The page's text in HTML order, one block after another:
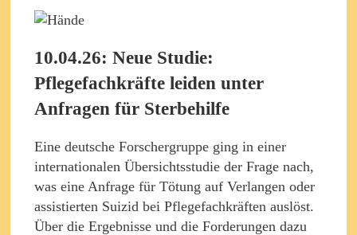
10.04.26: Neue Studie:
Pflegefachkräfte leiden unter
Anfragen für Sterbehilfe
Eine deutsche Forschergruppe ging in einer
internationalen Übersichtsstudie der Frage nach,
was eine Anfrage für Tötung auf Verlangen oder
assistierten Suizid bei Pflegefachkräften auslöst.
Über die Ergebnisse und die Forderungen dazu